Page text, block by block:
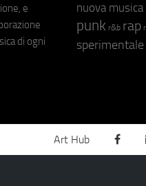
e
di ogni
nuova
punk r&b rap
sperimentale
Art Hub